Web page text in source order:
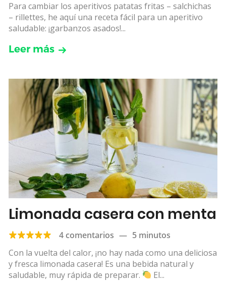
Para cambiar los aperitivos patatas fritas – salchichas
– rillettes, he aquí una receta fácil para un aperitivo
saludable: ¡garbanzos asados!...
Leer más
Limonada casera con menta
4 comentarios — 5 minutos
Con la vuelta del calor, ¡no hay nada como una deliciosa
y fresca limonada casera! Es una bebida natural y
saludable, muy rápida de preparar.
El...